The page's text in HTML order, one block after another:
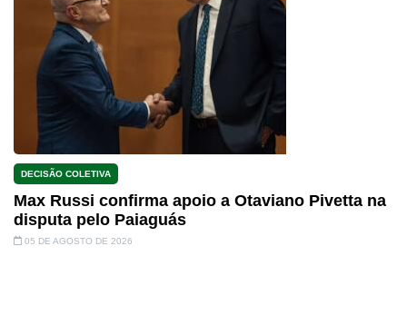
DECISÃO COLETIVA
Max Russi confirma apoio a Otaviano Pivetta na
disputa pelo Paiaguás
05 DE AGOSTO DE 2026